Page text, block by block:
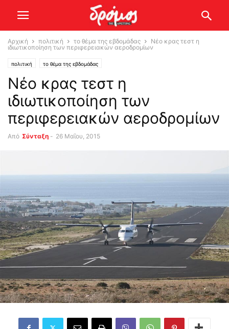
Αρχική πολιτική το θέμα της εβδομάδας
Νέο κρας τεστ η
ιδιωτικοποίηση των περιφερειακών αεροδρομίων
πολιτική το θέμα της εβδομάδας
Νέο κρας τεστ η
ιδιωτικοποίηση των
περιφερειακών αεροδρομίων
Από Σύνταξη - 26 Μαΐου, 2015